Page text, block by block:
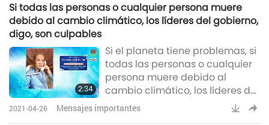
pueden. Solo se tienen que
sentar juntos todos los líderes y
prohibir el pescado, prohibir
todos los productos animales.
Muy simple, pueden hacerlo. (Si,
Maestra. Si). (Por
Si todas las personas o cualquier persona muere
debido al cambio climático, los líderes del gobierno,
digo, son culpables
2:34
Si el planeta tiene problemas, si
todas las personas o cualquier
persona muere debido al
cambio climático, los líderes del
gobierno, digo, son culpables.
Porque tienen el poder de
2021-04-26 Mensajes importantes